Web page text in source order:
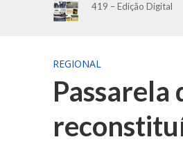
419 – Edição Digital
REGIONAL
Passarela